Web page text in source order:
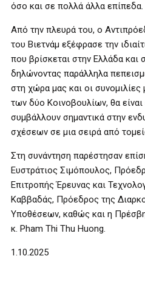
όσο και σε πολλά άλλα επίπεδα.
Από την πλευρά του, ο
του Βιετνάμ εξέφρασε την
που βρίσκεται στην Ελλάδα
δηλώνοντας παράλληλα
στη χώρα μας και οι
των δύο Κοινοβουλίων, θα είναι
συμβάλλουν σημαντικά στην
σχέσεων σε μια σειρά από
Στη συνάντηση παρέστησαν
Ευστράτιος Σιμόπουλος,
Επιτροπής Έρευνας και
Καββαδάς, Πρόεδρος της
Υποθέσεων, καθώς και η
κ. Pham Thi Thu Huong.
1.10.2025